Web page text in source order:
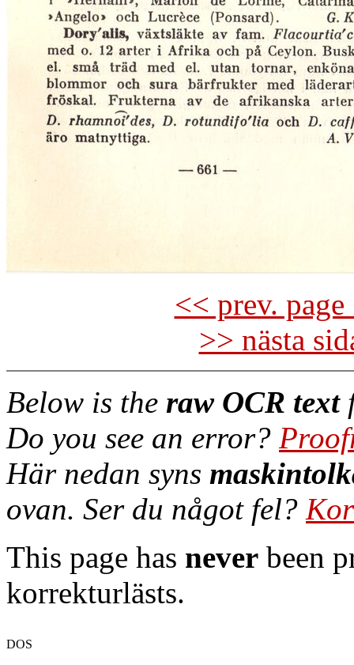
<< prev.
>> nästa
Below is the raw OCR text
Do you see an error?
Här nedan syns
ovan. Ser du något fel?
This page has never been
korrekturlästs.
DOS